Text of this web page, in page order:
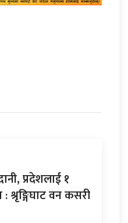
प्रदेशलाई १
वन कसरी